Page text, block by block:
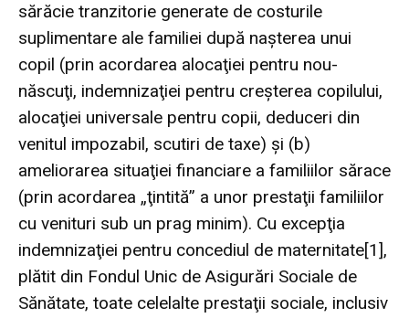
sărăcie tranzitorie generate de costurile
suplimentare ale familiei după naşterea unui
copil (prin acordarea alocaţiei pentru nou-
născuţi, indemnizaţiei pentru creşterea copilului,
alocaţiei universale pentru copii, deduceri din
venitul impozabil, scutiri de taxe) şi (b)
ameliorarea situaţiei financiare a familiilor sărace
(prin acordarea „ţintită” a unor prestaţii familiilor
cu venituri sub un prag minim). Cu excepţia
indemnizaţiei pentru concediul de maternitate[1],
plătit din Fondul Unic de Asigurări Sociale de
Sănătate, toate celelalte prestaţii sociale, inclusiv